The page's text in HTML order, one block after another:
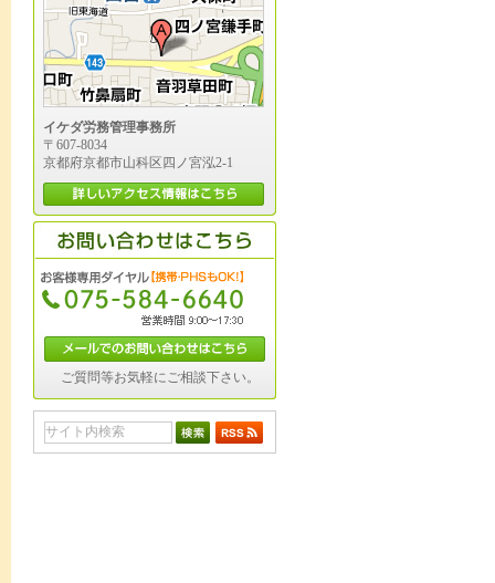
イケダ労務管理事務所
〒607-8034
京都府京都市山科区四ノ宮泓2-1
ご質問等お気軽にご相談下さい。